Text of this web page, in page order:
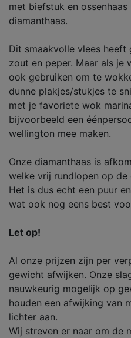
met biefstuk en
diamanthaas.
Dit smaakvolle vlees heeft
zout en peper. Maar als je
ook gebruiken om te
dunne plakjes/stukjes te
met je favoriete wok
bijvoorbeeld een
wellington mee maken.
Onze diamanthaas is
welke vrij rundlopen op de
Het is dus echt een puur
wat ook nog eens best
Let op!
Al onze prijzen zijn per
gewicht afwijken. Onze
nauwkeurig mogelijk op
houden een afwijking van
lichter aan.
Wij streven er naar om de